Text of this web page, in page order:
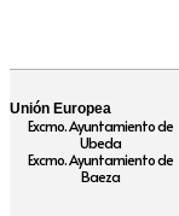
Unión Europea
Excmo. Ayuntamiento de
Ubeda
Excmo. Ayuntamiento de
Baeza